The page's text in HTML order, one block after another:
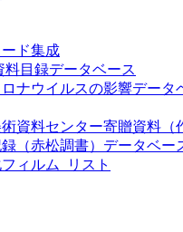
ド集成
料目録データベース
ナウイルスの影響データ
資料センター寄贈資料（
（赤松調書）データベー
ィルム_リスト